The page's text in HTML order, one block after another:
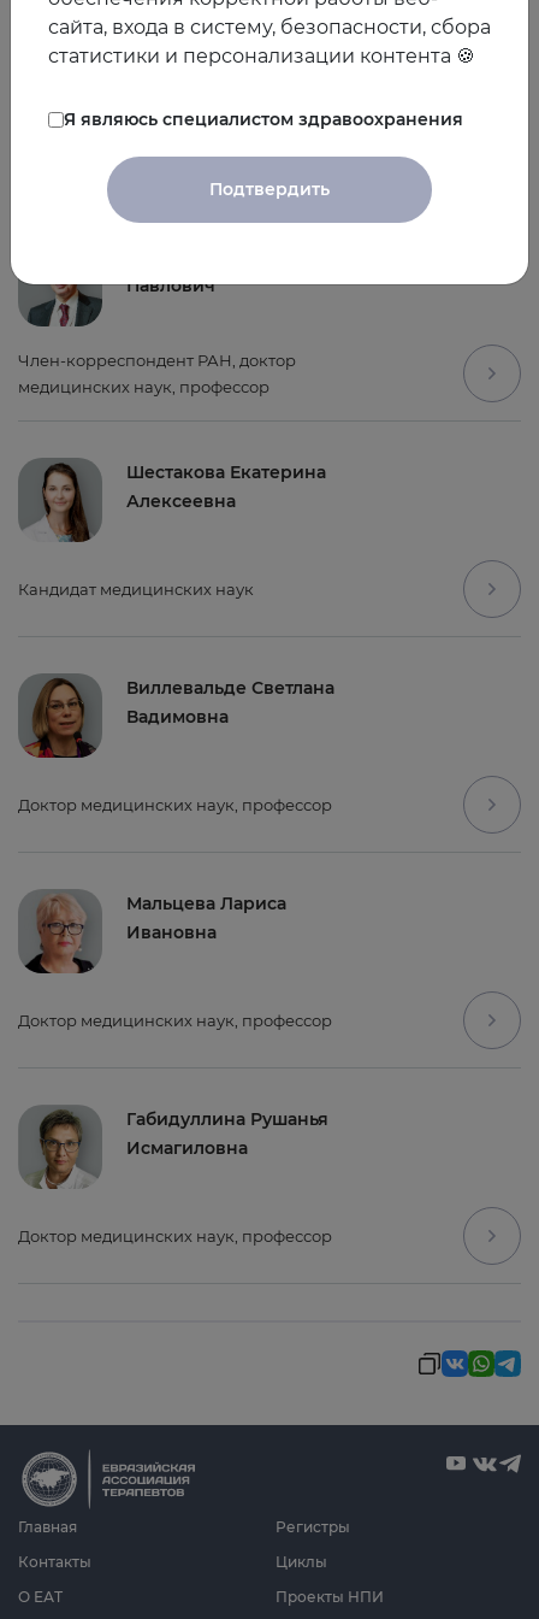
18:20 – 18:30 мск
Спикеры
Павлович
Член-корреспондент РАН, доктор
медицинских наук, профессор
Шестакова Екатерина
Алексеевна
Кандидат медицинских наук
Виллевальде Светлана
Вадимовна
Доктор медицинских наук, профессор
Мальцева Лариса
Ивановна
Доктор медицинских наук, профессор
Габидуллина Рушанья
Исмагиловна
Доктор медицинских наук, профессор
Главная
О ЕАТ
Циклы
Проекты НПИ
Регистры
Контакты
сайта, входа в систему, безопасности, сбора
статистики и персонализации контента 🍪
Я являюсь специалистом здравоохранения
Подтвердить